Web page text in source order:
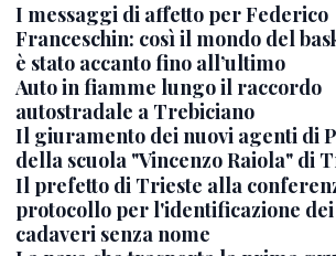
I messaggi di affetto per Federico
Franceschin: così il mondo del
è stato accanto fino all’ultimo
Auto in fiamme lungo il raccordo
autostradale a Trebiciano
Il giuramento dei nuovi agenti di
della scuola "Vincenzo Raiola" di
Il prefetto di Trieste alla
protocollo per l'identificazione dei
cadaveri senza nome